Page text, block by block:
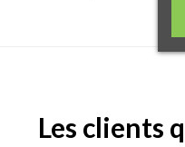
Les clients